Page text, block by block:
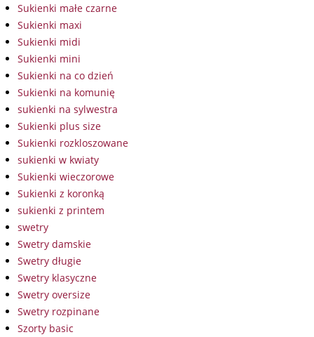
Sukienki małe czarne
Sukienki maxi
Sukienki midi
Sukienki mini
Sukienki na co dzień
Sukienki na komunię
sukienki na sylwestra
Sukienki plus size
Sukienki rozkloszowane
sukienki w kwiaty
Sukienki wieczorowe
Sukienki z koronką
sukienki z printem
swetry
Swetry damskie
Swetry długie
Swetry klasyczne
Swetry oversize
Swetry rozpinane
Szorty basic